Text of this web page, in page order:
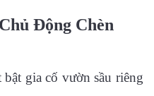
Động Chèn
gia cố vườn sầu riêng